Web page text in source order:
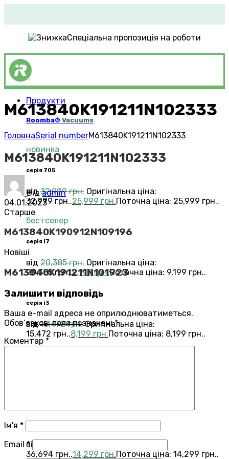
Спеціальна пропозиція на роботи
Продукти
Roomba® Vacuums
новинка
серія 705
від32,999грн. Оригінальна ціна:
32,999 грн..25,999 грн.Поточна ціна: 25,999 грн..
бестселер
серія i7
від 20,385грн. Оригінальна ціна:
20,385 грн..9,199грн.Поточна ціна: 9,199 грн..
серія i3
від15,472грн. Оригінальна ціна:
15,472 грн..8,199 грн.Поточна ціна: 8,199 грн..
від
36,694 грн..14,299 грн.Поточна ціна: 14,299 грн..
M613840K191211N102333
ГоловнаSerial numberM613840K191211N102333
M613840K191211N102333
Відadmin
04.01.2023
Старше
M613840K190912N109196
Новіші
M613840K191211N101923
Залишити відповідь
Ваша e-mail адреса не оприлюднюватиметься.
Обов’язкові поля позначені*
Коментар *
Ім'я *
Email *